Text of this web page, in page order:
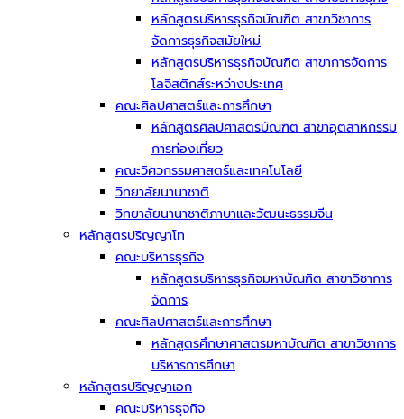
หลักสูตรบริหารธุรกิจบัณฑิต สาขาวิชาการ
จัดการธุรกิจสมัยใหม่
หลักสูตรบริหารธุรกิจบัณฑิต สาขาการจัดการ
โลจิสติกส์ระหว่างประเทศ
คณะศิลปศาสตร์และการศึกษา
หลักสูตรศิลปศาสตรบัณฑิต สาขาอุตสาหกรรม
การท่องเที่ยว
คณะวิศวกรรมศาสตร์และเทคโนโลยี
วิทยาลัยนานาชาติ
วิทยาลัยนานาชาติภาษาและวัฒนะธรรมจีน
หลักสูตรปริญญาโท
คณะบริหารธุรกิจ
หลักสูตรบริหารธุรกิจมหาบัณฑิต สาขาวิชาการ
จัดการ
คณะศิลปศาสตร์และการศึกษา
หลักสูตรศึกษาศาสตรมหาบัณฑิต สาขาวิชาการ
บริหารการศึกษา
หลักสูตรปริญญาเอก
คณะบริหารธุจกิจ